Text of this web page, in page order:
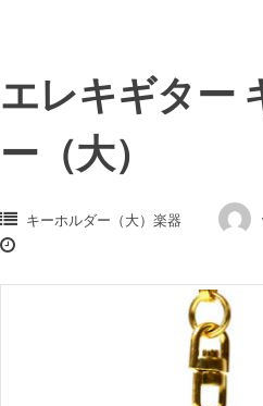
エレキギター
ー（大）
キーホルダー（大）楽器